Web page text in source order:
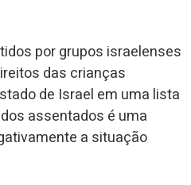
por grupos israelenses
das crianças
de Israel em uma lista
assentados é uma
a situação